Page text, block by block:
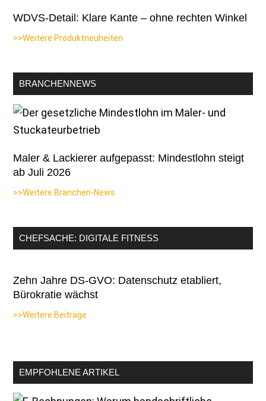
WDVS-Detail: Klare Kante – ohne rechten Winkel
>>Weitere Produktneuheiten
BRANCHENNEWS
Maler & Lackierer aufgepasst: Mindestlohn steigt
ab Juli 2026
>>Weitere Branchen-News
CHEFSACHE: DIGITALE FITNESS
Zehn Jahre DS-GVO: Datenschutz etabliert,
Bürokratie wächst
>>Weitere Beiträge
EMPFOHLENE ARTIKEL